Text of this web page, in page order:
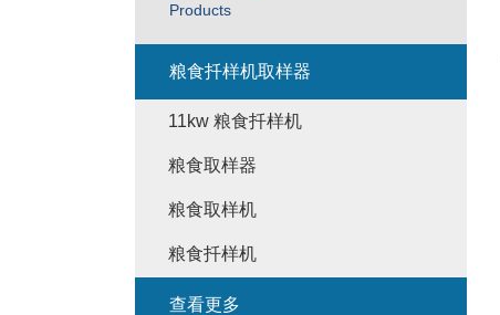
Products
粮食扦样机取样器
11kw 粮食扦样机
粮食取样器
粮食取样机
粮食扦样机
查看更多